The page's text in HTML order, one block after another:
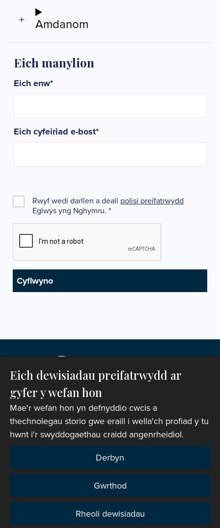
Amdanom
Eich manylion
Eich enw*
Eich cyfeiriad e-bost*
Rwyf wedi darllen a deall polisi preifatrwydd
Eglwys yng Nghymru. *
Hawlfraint © 2007-2026 Corff Cynrychiolwyr yr
Eglwys yng Nghymru. Cedwir pob hawl.
Rhif Elusen Gofrestredig: 1142813
Telerau ac Amodau Gwefan|Cwcis
bell|Hysbysiad preifatrwydd|Datganiad Hygyrchedd
Preifatrwydd
Eich dewisiadau preifatrwydd ar
gyfer y wefan hon
Mae'r wefan hon yn defnyddio cwcis a
thechnolegau storio gwe eraill i wella'ch profiad y tu
hwnt i'r swyddogaethau craidd angenrheidiol.
Derbyn
Gwrthod
Rheoli dewisiadau